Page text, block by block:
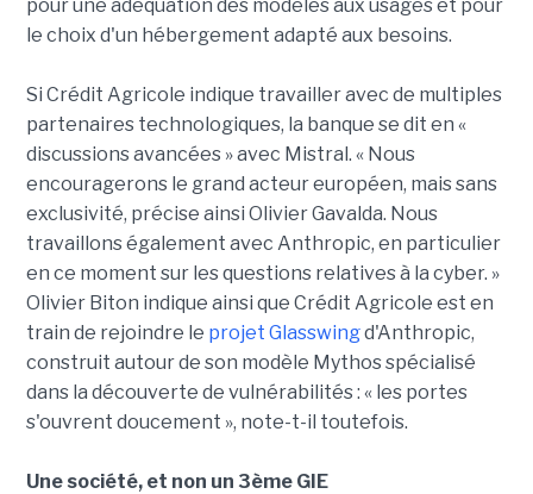
pour une adéquation des modèles aux usages et pour
le choix d'un hébergement adapté aux besoins.
Si Crédit Agricole indique travailler avec de multiples
partenaires technologiques, la banque se dit en «
discussions avancées » avec Mistral. « Nous
encouragerons le grand acteur européen, mais sans
exclusivité, précise ainsi Olivier Gavalda. Nous
travaillons également avec Anthropic, en particulier
en ce moment sur les questions relatives à la cyber. »
Olivier Biton indique ainsi que Crédit Agricole est en
train de rejoindre le projet Glasswingd'Anthropic,
construit autour de son modèle Mythos spécialisé
dans la découverte de vulnérabilités : « les portes
s'ouvrent doucement », note-t-il toutefois.
Une société, et non un 3ème GIE